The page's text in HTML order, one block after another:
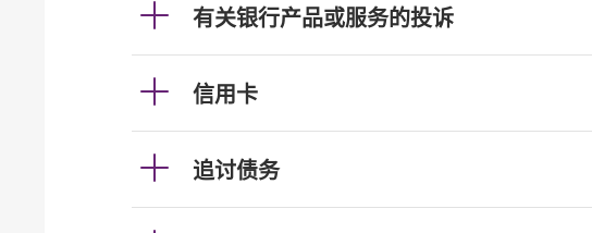
有关银行产品或服务的投诉
信用卡
追讨债务